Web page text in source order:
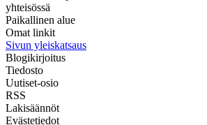
yhteisössä
Paikallinen alue
Omat linkit
Sivun yleiskatsaus
Blogikirjoitus
Tiedosto
Uutiset-osio
RSS
Lakisäännöt
Evästetiedot